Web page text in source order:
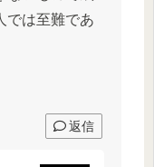
では至難であ
返信